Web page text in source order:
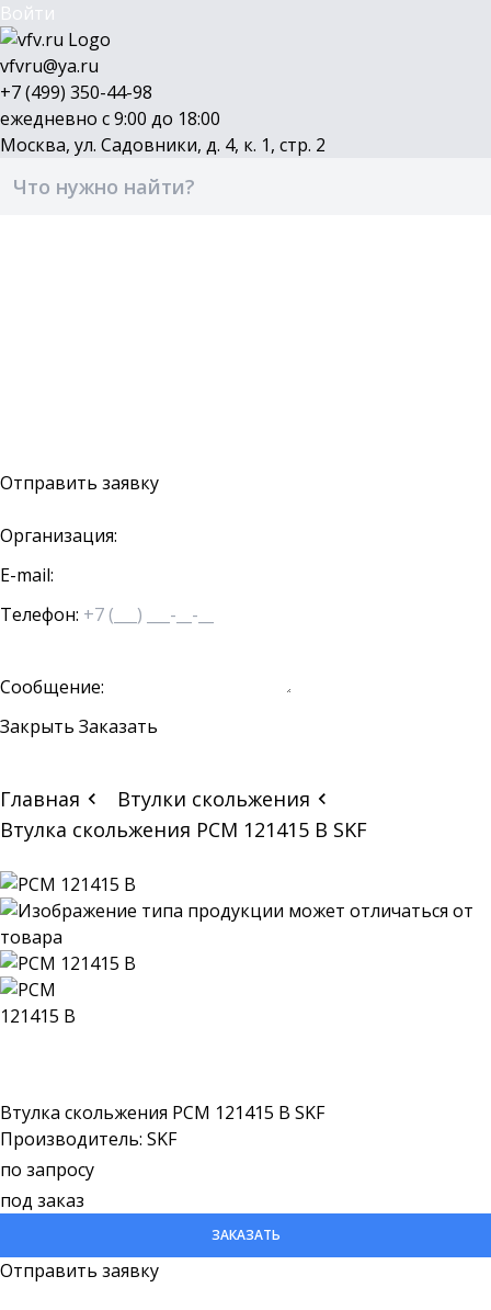
Войти
vfvru@ya.ru
+7 (499) 350-44-98
ежедневно с 9:00 до 18:00
Москва, ул. Садовники, д. 4, к. 1, стр. 2
Отправить заявку
Организация:
E-mail:
Телефон:
Сообщение:
Закрыть Заказать
Главная
Втулки скольжения
Втулка скольжения PCM 121415 B SKF
Втулка скольжения PCM 121415 B SKF
Производитель: SKF
по запросу
под заказ
ЗАКАЗАТЬ
Отправить заявку